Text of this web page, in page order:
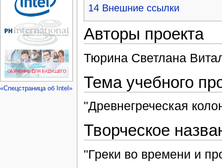
14 Внешние ссылки
Авторы проекта
Тюрина Светлана
Тема учебного
"Древнегреческая
Творческое
"Греки во времени и
«Спецстраница об Intel»